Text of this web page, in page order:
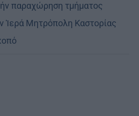
παραχώρηση τμήματος
Ἱερά Μητρόπολη Καστορίας